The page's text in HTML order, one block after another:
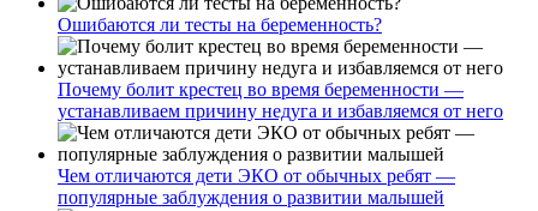
Ошибаются ли тесты на беременность?
Почему болит крестец во время беременности —
устанавливаем причину недуга и избавляемся от него
Чем отличаются дети ЭКО от обычных ребят —
популярные заблуждения о развитии малышей